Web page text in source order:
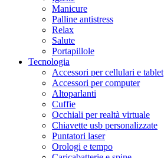
Manicure
Palline antistress
Relax
Salute
Portapillole
Tecnologia
Accessori per cellulari e tablet
Accessori per computer
Altoparlanti
Cuffie
Occhiali per realtà virtuale
Chiavette usb personalizzate
Puntatori laser
Orologi e tempo